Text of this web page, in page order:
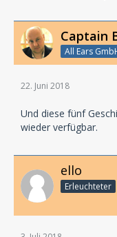
Captain
All Ears
22. Juni 2018
Und diese fünf
wieder verfügbar.
ello
Erleuchteter